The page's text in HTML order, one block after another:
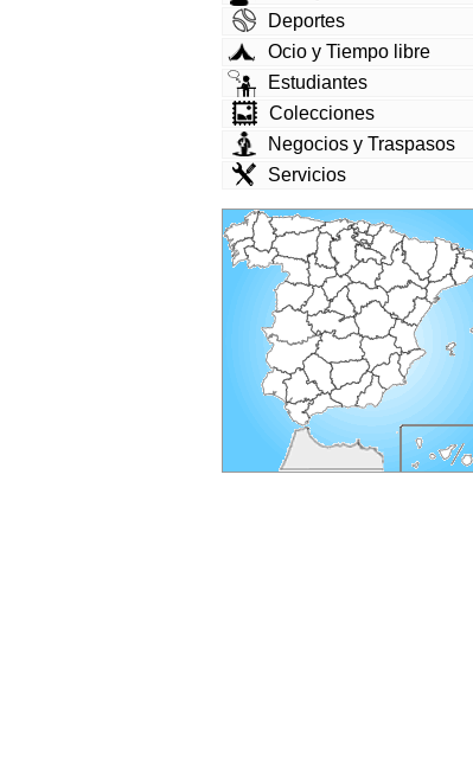
Deportes
Ocio y Tiempo libre
Estudiantes
Colecciones
Negocios y Traspasos
Servicios